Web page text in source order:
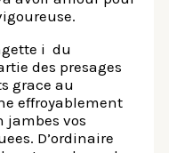
i du
des presages
grace au
effroyablement
jambes vos
D’ordinaire